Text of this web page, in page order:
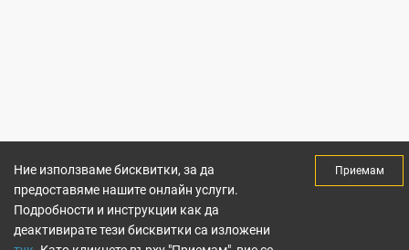
Ние използваме бисквитки, за да
предоставяме нашите онлайн услуги.
Подробности и инструкции как да
деактивирате тези бисквитки са изложени
Приемам